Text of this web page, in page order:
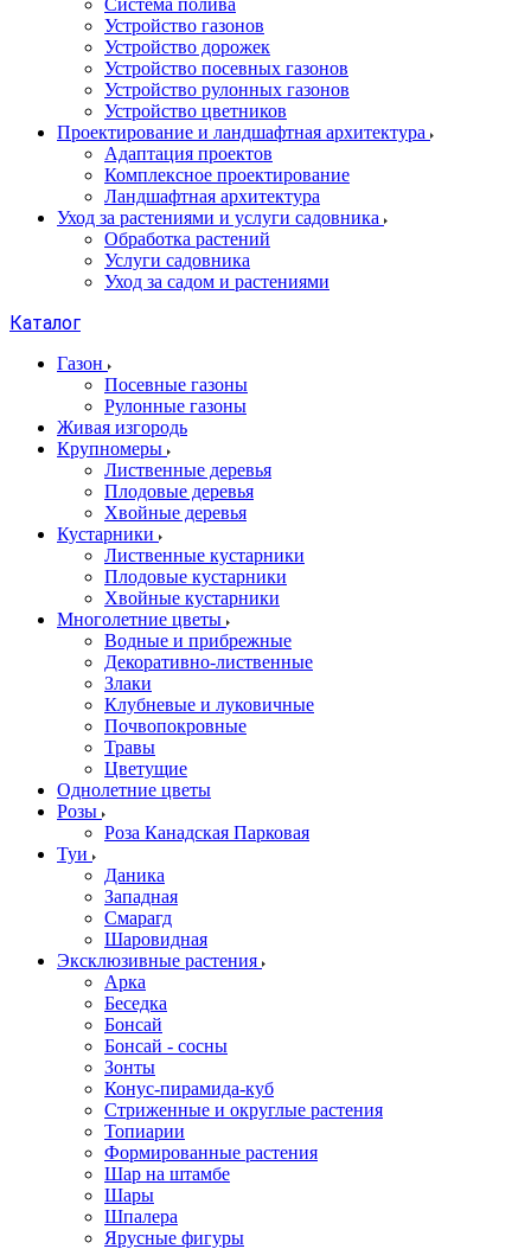
Система полива
Устройство газонов
Устройство дорожек
Устройство посевных газонов
Устройство рулонных газонов
Устройство цветников
Проектирование и ландшафтная архитектура
Адаптация проектов
Комплексное проектирование
Ландшафтная архитектура
Уход за растениями и услуги садовника
Обработка растений
Услуги садовника
Уход за садом и растениями
Каталог
Газон
Посевные газоны
Рулонные газоны
Живая изгородь
Крупномеры
Лиственные деревья
Плодовые деревья
Хвойные деревья
Кустарники
Лиственные кустарники
Плодовые кустарники
Хвойные кустарники
Многолетние цветы
Водные и прибрежные
Декоративно-лиственные
Злаки
Клубневые и луковичные
Почвопокровные
Травы
Цветущие
Однолетние цветы
Розы
Роза Канадская Парковая
Туи
Даника
Западная
Смарагд
Шаровидная
Эксклюзивные растения
Арка
Беседка
Бонсай
Бонсай - сосны
Зонты
Конус-пирамида-куб
Стриженные и округлые растения
Топиарии
Формированные растения
Шар на штамбе
Шары
Шпалера
Ярусные фигуры